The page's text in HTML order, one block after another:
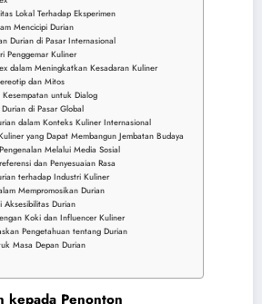
Lokal Terhadap Eksperimen
Mencicipi Durian
Durian di Pasar Internasional
Penggemar Kuliner
dalam Meningkatkan Kesadaran Kuliner
dan Mitos
untuk Dialog
di Pasar Global
dalam Konteks Kuliner Internasional
yang Dapat Membangun Jembatan Budaya
Melalui Media Sosial
dan Penyesuaian Rasa
terhadap Industri Kuliner
Mempromosikan Durian
Aksesibilitas Durian
Koki dan Influencer Kuliner
Pengetahuan tentang Durian
Masa Depan Durian
kepada Penonton